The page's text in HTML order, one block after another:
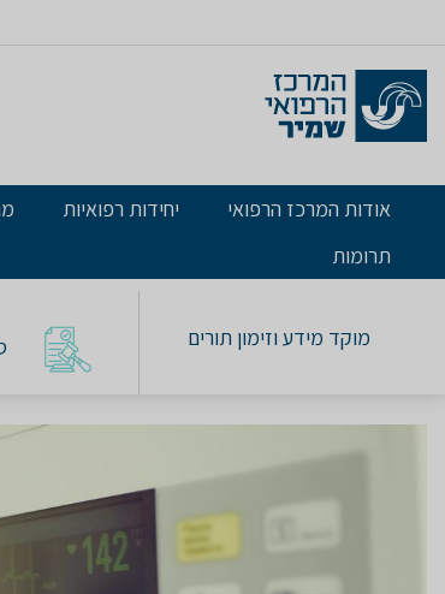
אודות המרכז הרפואי יחידות רפואיות
תרומות
מוקד מידע וזימון תורים